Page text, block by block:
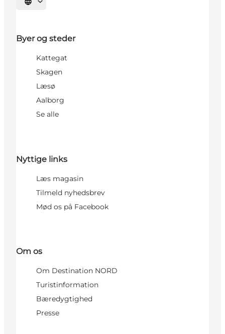
Vælg sprog
Byer og steder
Kattegat
Skagen
Læsø
Aalborg
Se alle
Nyttige links
Læs magasin
Tilmeld nyhedsbrev
Mød os på Facebook
Om os
Om Destination NORD
Turistinformation
Bæredygtighed
Presse